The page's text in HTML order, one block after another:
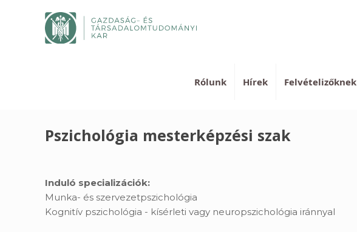
Rólunk Hírek Felvételizőknek
Pszichológia mesterképzési szak
Induló specializációk:
Munka- és szervezetpszichológia
Kognitív pszichológia - kísérleti vagy neuropszichológia iránnyal